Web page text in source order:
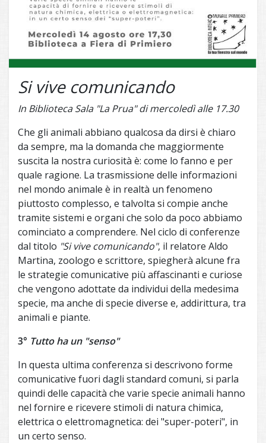
Si vive comunicando
In Biblioteca Sala "La Prua" di mercoledì alle 17.30
Che gli animali abbiano qualcosa da dirsi è chiaro
da sempre, ma la domanda che maggiormente
suscita la nostra curiosità è: come lo fanno e per
quale ragione. La trasmissione delle informazioni
nel mondo animale è in realtà un fenomeno
piuttosto complesso, e talvolta si compie anche
tramite sistemi e organi che solo da poco abbiamo
cominciato a comprendere. Nel ciclo di conferenze
dal titolo "Si vive comunicando", il relatore Aldo
Martina, zoologo e scrittore, spiegherà alcune fra
le strategie comunicative più affascinanti e curiose
che vengono adottate da individui della medesima
specie, ma anche di specie diverse e, addirittura, tra
animali e piante.
3° Tutto ha un "senso"
In questa ultima conferenza si descrivono forme
comunicative fuori dagli standard comuni, si parla
quindi delle capacità che varie specie animali hanno
nel fornire e ricevere stimoli di natura chimica,
elettrica o elettromagnetica: dei "super-poteri", in
un certo senso.